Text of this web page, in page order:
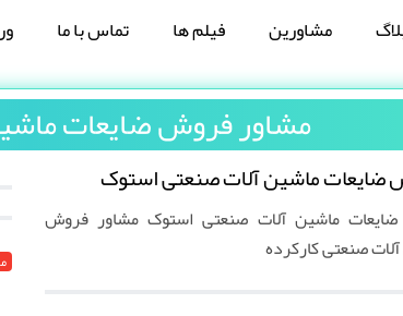
مشاورین فیلم ها تماس با ما
مشاور فروش ضایعات
ضایعات ماشین آلات صنعتی استوک
ماشین آلات صنعتی استوک مشاور فروش
صنعتی کارکرده